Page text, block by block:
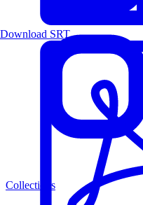
Collections
Download SRT